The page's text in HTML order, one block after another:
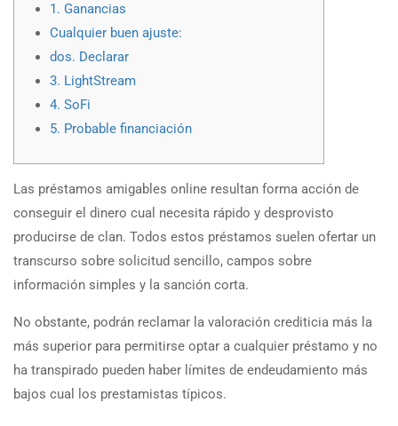
1. Ganancias
Cualquier buen ajuste:
dos. Declarar
3. LightStream
4. SoFi
5. Probable financiación
Las préstamos amigables online resultan forma acción de
conseguir el dinero cual necesita rápido y desprovisto
producirse de clan. Todos estos préstamos suelen ofertar un
transcurso sobre solicitud sencillo, campos sobre
información simples y la sanción corta.
No obstante, podrán reclamar la valoración crediticia más la
más superior para permitirse optar a cualquier préstamo y no
ha transpirado pueden haber límites de endeudamiento más
bajos cual los prestamistas tí­picos.